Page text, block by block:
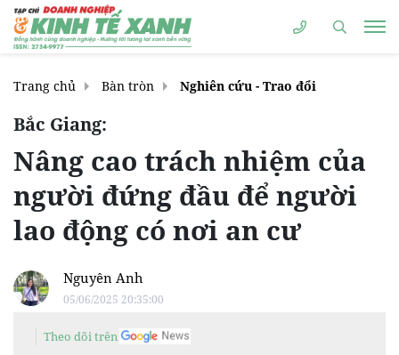
Trang chủ Bàn tròn Nghiên cứu - Trao đổi
Bắc Giang:
Nâng cao trách nhiệm của
người đứng đầu để người
lao động có nơi an cư
Nguyên Anh
05/06/2025 20:35:00
Theo dõi trên